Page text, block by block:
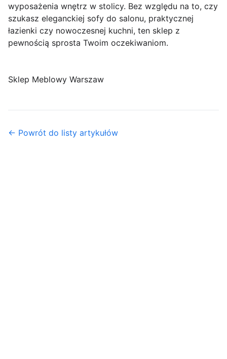
wyposażenia wnętrz w stolicy. Bez względu na to, czy
szukasz eleganckiej sofy do salonu, praktycznej
łazienki czy nowoczesnej kuchni, ten sklep z
pewnością sprosta Twoim oczekiwaniom.
Sklep Meblowy Warszaw
← Powrót do listy artykułów